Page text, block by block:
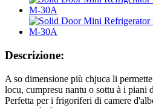
Descrizione:
A so dimensione più chjuca li
locu, cumpresu nantu o sottu à i piani
Perfetta per i frigoriferi di camere